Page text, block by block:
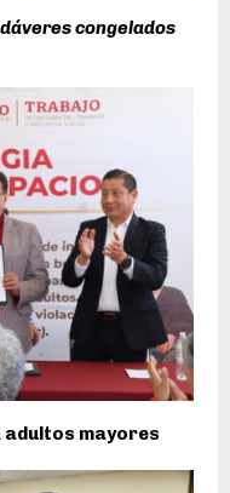
congelados
mayores